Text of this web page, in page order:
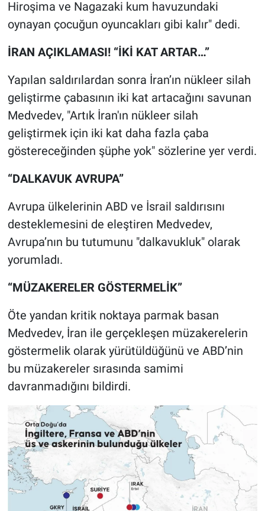
Hiroşima ve Nagazaki kum havuzundaki
oynayan çocuğun oyuncakları gibi kalır" dedi.
İRAN AÇIKLAMASI! “İKİ KAT ARTAR…”
Yapılan saldırılardan sonra İran’ın nükleer silah
geliştirme çabasının iki kat artacağını savunan
Medvedev, "Artık İran'ın nükleer silah
geliştirmek için iki kat daha fazla çaba
göstereceğinden şüphe yok" sözlerine yer verdi.
“DALKAVUK AVRUPA”
Avrupa ülkelerinin ABD ve İsrail saldırısını
desteklemesini de eleştiren Medvedev,
Avrupa’nın bu tutumunu "dalkavukluk" olarak
yorumladı.
“MÜZAKERELER GÖSTERMELİK”
Öte yandan kritik noktaya parmak basan
Medvedev, İran ile gerçekleşen müzakerelerin
göstermelik olarak yürütüldüğünü ve ABD’nin
bu müzakereler sırasında samimi
davranmadığını bildirdi.